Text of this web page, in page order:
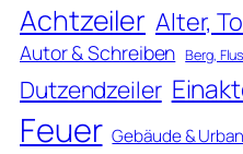
Achtzeiler Alter,
Autor & Schreiben Berg,
Dutzendzeiler
Feuer Gebäude &